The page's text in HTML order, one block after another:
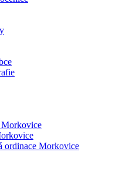
ordinace Morkovice